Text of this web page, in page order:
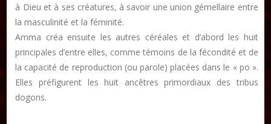
à Dieu et à ses créatures, à savoir une union gémellaire entre
la masculinité et la féminité.
Amma créa ensuite les autres céréales et d’abord les huit
principales d’entre elles, comme témoins de la fécondité et de
la capacité de reproduction (ou parole) placées dans le « po ».
Elles préfigurent les huit ancêtres primordiaux des tribus
dogons.